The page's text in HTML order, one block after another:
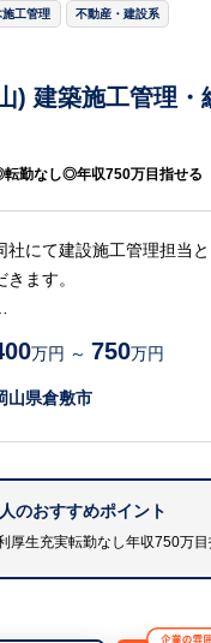
HUREX求人担当コメント】
創業約200年、赤字なしの超
建築・土木・プラントの3軸
術が強みで会社としてさ
。
工管理 不動産・建設系
) 建築施工管理・
勤なし◎年収750万目指せる
社にて建設施工管理担当
きます。
・施工管理業務全般：建築
工程・安全・品質・原価の
）と連携し、徹底した原
場の予算・資金管理
現場運営：社長の相談役で
万円 ～ 750万円
山県倉敷市
のおすすめポイント
厚生充実転勤なし年収750万